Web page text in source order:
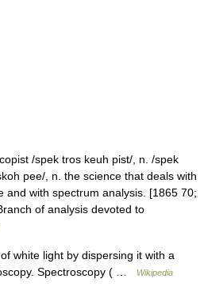
/spek tros keuh pist/, n. /spek
pee/, n. the science that deals with
and with spectrum analysis. [1865 70;
of analysis devoted to
white light by dispersing it with a
Spectroscopy ( …
Wikipedia